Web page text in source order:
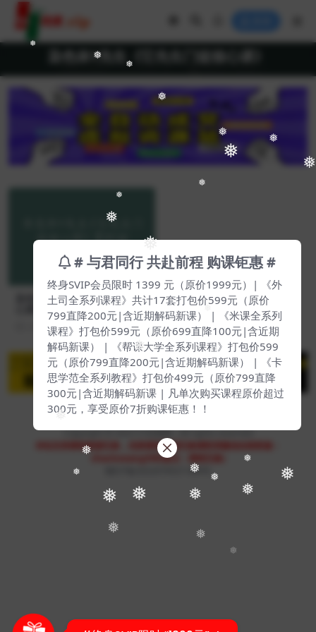
❅
❅
❅
❅
❅
❅
❅
❅
❅
❅
❅
❅
❅
❅
❅
❅
❅
❅
❅
❅
❅
❅
染色体Y先生《它先生门徒核心课》
染色体Y先生《它先生门徒核
心课》【Df-0026】
2 年前 36 19
Copyright © 202351找课网- All rights reserved
本站支持课程资源互换，优质课程资源互换请联系微信在线客服：
zhaokewang598(备注：课程互换)
赣ICP备2022079527-009号
# 与君同行 共赴前程 购课钜惠 #
终身SVIP会员限时 1399 元（原价1999元）| 《外
土司全系列课程》共计17套打包价599元（原价
799直降200元|含近期解码新课） | 《米课全系列
课程》打包价599元（原价699直降100元|含近期
解码新课） | 《帮课大学全系列课程》打包价599
元（原价799直降200元|含近期解码新课） | 《卡
思学范全系列教程》打包价499元（原价799直降
300元|含近期解码新课 | 凡单次购买课程原价超过
300元，享受原价7折购课钜惠！！